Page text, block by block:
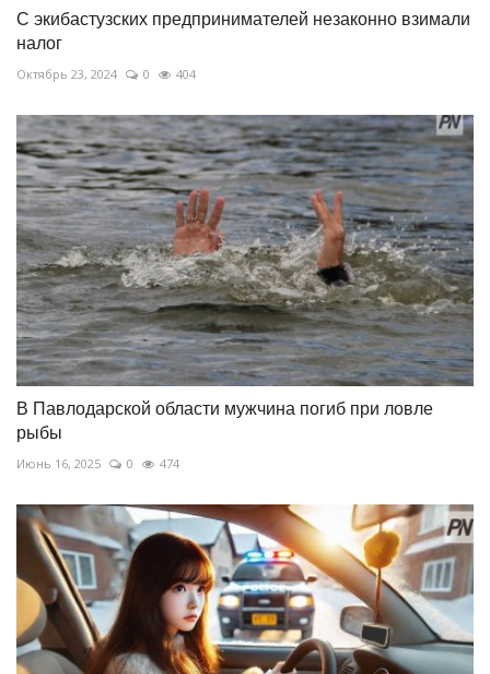
С экибастузских предпринимателей незаконно взимали
налог
Октябрь 23, 2024 0 404
В Павлодарской области мужчина погиб при ловле
рыбы
Июнь 16, 2025 0 474